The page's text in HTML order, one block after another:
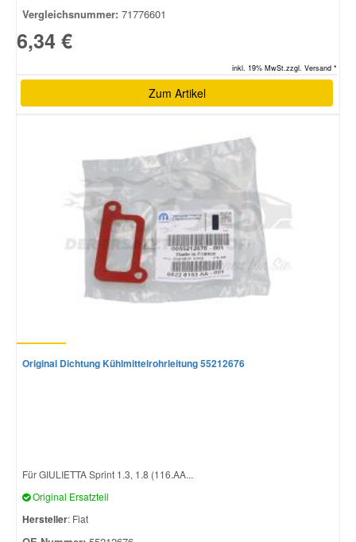
Vergleichsnummer: 71776601
6,34 €
inkl. 19% MwSt.zzgl. Versand *
Zum Artikel
Original Dichtung Kühlmittelrohrleitung 55212676
Für GIULIETTA Sprint 1.3, 1.8 (116.AA...
Original Ersatzteil
Hersteller: Fiat
Smart Ersatzteile
Vauxhall Ersatzteile
Volvo Ersatzteile